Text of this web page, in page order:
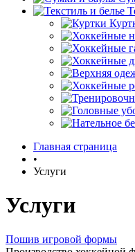
Главная страница
•
Услуги
Услуги
Пошив игровой формы